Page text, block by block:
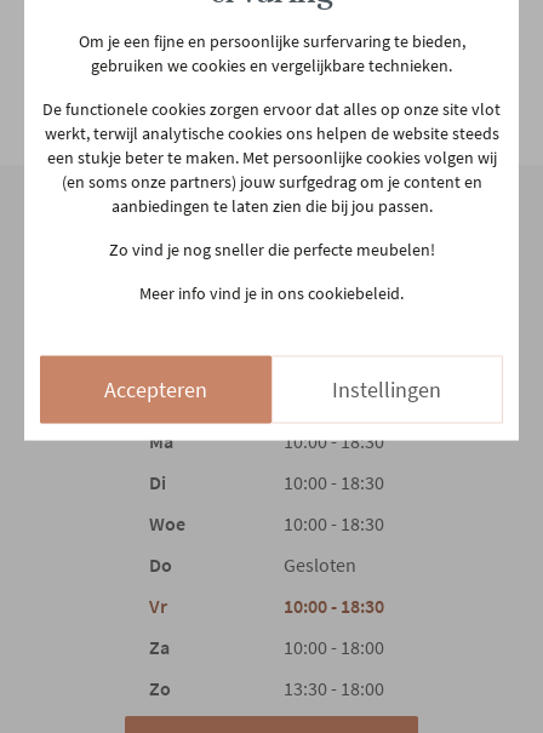
Bekijk alle specificiaties
Hoofdkleur Lichtgrijs
2e kleur ZWART
Hoofdmateriaal Stof
Materiaal rug Stof
Materiaal poten
Rechte poot
8.71 kg
Onze winkel
Aarschotsesteenweg 151
info@gerowonen.be
Ma
10:00 - 18:30
Di
10:00 - 18:30
Woe
10:00 - 18:30
Do
Gesloten
Vr
10:00 - 18:30
Za
10:00 - 18:00
Zo
13:30 - 18:00
Om je een fijne en persoonlijke surfervaring te bieden,
gebruiken we cookies en vergelijkbare technieken.
De functionele cookies zorgen ervoor dat alles op onze site vlot
werkt, terwijl analytische cookies ons helpen de website steeds
een stukje beter te maken. Met persoonlijke cookies volgen wij
(en soms onze partners) jouw surfgedrag om je content en
aanbiedingen te laten zien die bij jou passen.
Zo vind je nog sneller die perfecte meubelen!
Meer info vind je in ons cookiebeleid.
Accepteren Instellingen